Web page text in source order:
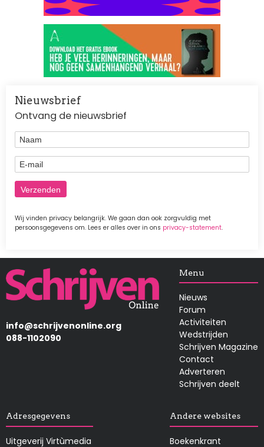
Nieuwsbrief
Ontvang de nieuwsbrief
Naam
E-mail
Wij vinden privacy belangrijk. We gaan dan ook zorgvuldig met
persoonsgegevens om. Lees er alles over in ons privacy-statement.
Afbeelding
info@schrijvenonline.org
088-1102090
Menu
Nieuws
Forum
Activiteiten
Wedstrijden
Schrijven Magazine
Contact
Adverteren
Schrijven deelt
Adresgegevens
Uitgeverij Virtùmedia
Andere websites
Boekenkrant